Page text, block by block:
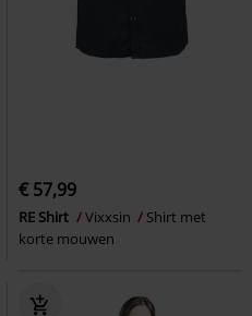
€ 57,99
RE Shirt Vixxsin
Shirt met
korte mouwen